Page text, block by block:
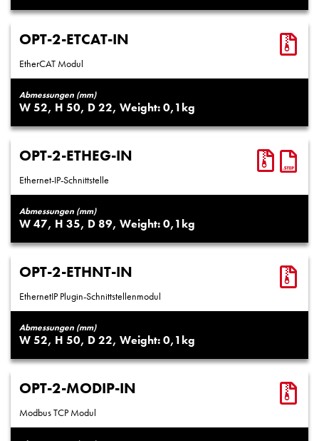
OPT-2-ETCAT-IN
EtherCAT Modul
Abmessungen (mm)
52 50 22 0,1
OPT-2-ETHEG-IN
Ethernet-IP-Schnittstelle
Abmessungen (mm)
47 35 89 0,1
OPT-2-ETHNT-IN
EthernetIP Plugin-Schnittstellenmodul
Abmessungen (mm)
52 50 22 0,1
OPT-2-MODIP-IN
Modbus TCP Modul